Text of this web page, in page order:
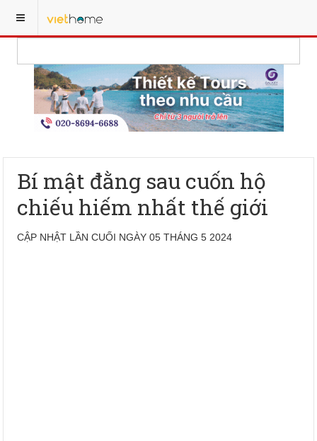
Bí mật đằng sau cuốn hộ
chiếu hiếm nhất thế giới
CẬP NHẬT LẦN CUỐI NGÀY 05 THÁNG 5 2024